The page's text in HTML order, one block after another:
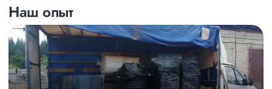
Наш опыт